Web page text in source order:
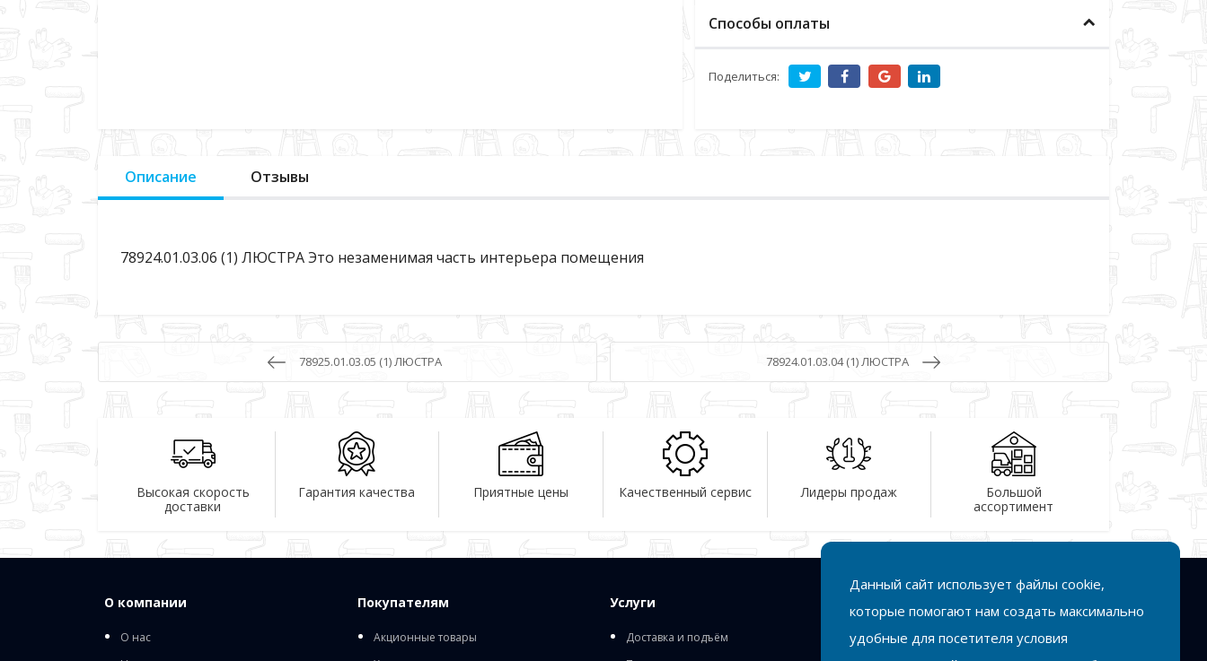
Способы оплаты
Поделиться:
Описание Отзывы
78924.01.03.06 (1) ЛЮСТРА Это незаменимая часть интерьера помещения
78925.01.03.05 (1) ЛЮСТРА 78924.01.03.04 (1) ЛЮСТРА
Высокая скорость
доставки
Гарантия качества Приятные цены Качественный сервис Лидеры продаж
Большой
ассортимент
О компании
О нас
Покупателям
Акционные товары
Услуги
Доставка и подъём
Подписаться
Данный сайт использует файлы cookie,
которые помогают нам создать максимально
удобные для посетителя условия